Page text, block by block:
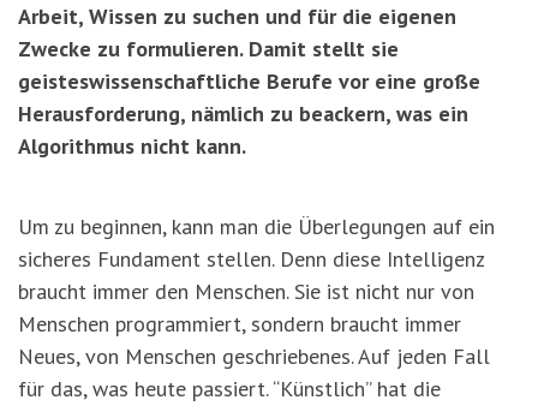
Arbeit, Wissen zu suchen und für die eigenen
Zwecke zu formulieren. Damit stellt sie
geisteswissenschaftliche Berufe vor eine große
Herausforderung, nämlich zu beackern, was ein
Algorithmus nicht kann.
Um zu beginnen, kann man die Überlegungen auf ein
sicheres Fundament stellen. Denn diese Intelligenz
braucht immer den Menschen. Sie ist nicht nur von
Menschen programmiert, sondern braucht immer
Neues, von Menschen geschriebenes. Auf jeden Fall
für das, was heute passiert. “Künstlich” hat die